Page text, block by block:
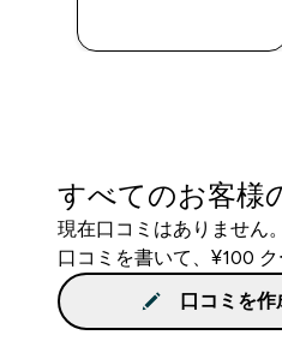
すべてのお客様
現在口コミはありません。
口コミを書いて、¥100
口コミを作